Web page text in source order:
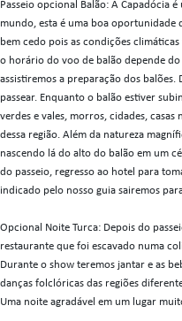
Passeio opcional Balão: A Capadócia
mundo, esta é uma boa oportunidade
bem cedo pois as condições
o horário do voo de balão depende
assistiremos a preparação dos balões.
passear. Enquanto o balão estiver
verdes e vales, morros, cidades,
dessa região. Além da natureza
nascendo lá do alto do balão em um
do passeio, regresso ao hotel para
indicado pelo nosso guia sairemos
Opcional Noite Turca: Depois do
restaurante que foi escavado numa
Durante o show teremos jantar e as
danças folclóricas das regiões
Uma noite agradável em um lugar